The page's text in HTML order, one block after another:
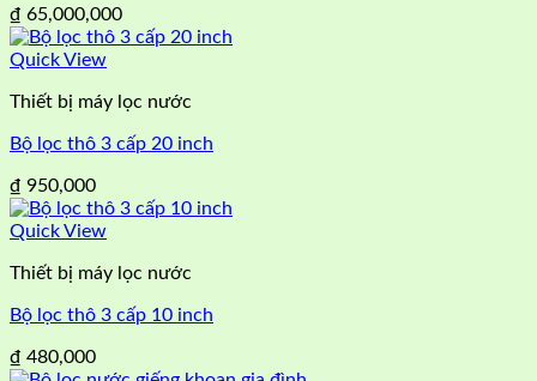
₫ 65,000,000
Quick View
Thiết bị máy lọc nước
Bộ lọc thô 3 cấp 20 inch
₫ 950,000
Quick View
Thiết bị máy lọc nước
Bộ lọc thô 3 cấp 10 inch
₫ 480,000